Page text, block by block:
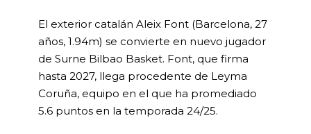
El exterior catalán Aleix Font (Barcelona, 27
años, 1.94m) se convierte en nuevo jugador
de Surne Bilbao Basket. Font, que firma
hasta 2027, llega procedente de Leyma
Coruña, equipo en el que ha promediado
5.6 puntos en la temporada 24/25.